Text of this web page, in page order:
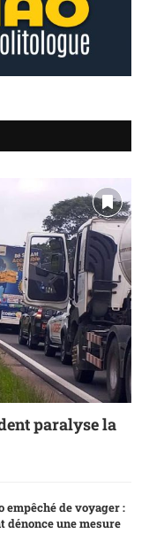
paralyse la
empêché de voyager :
dénonce une mesure